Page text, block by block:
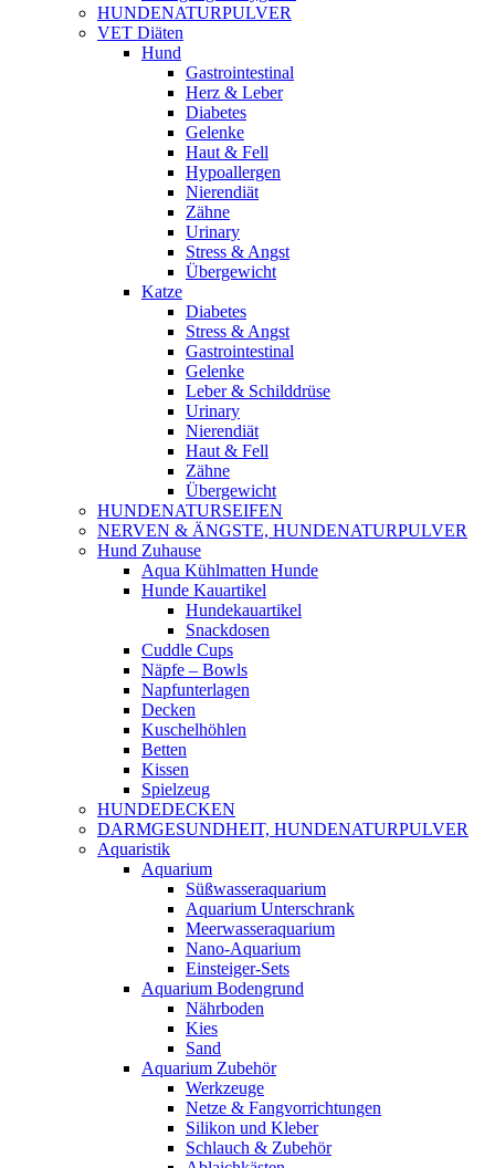
HUNDENATURPULVER
VET Diäten
Hund
Gastrointestinal
Herz & Leber
Diabetes
Gelenke
Haut & Fell
Hypoallergen
Nierendiät
Zähne
Urinary
Stress & Angst
Übergewicht
Katze
Diabetes
Stress & Angst
Gastrointestinal
Gelenke
Leber & Schilddrüse
Urinary
Nierendiät
Haut & Fell
Zähne
Übergewicht
HUNDENATURSEIFEN
NERVEN & ÄNGSTE, HUNDENATURPULVER
Hund Zuhause
Aqua Kühlmatten Hunde
Hunde Kauartikel
Hundekauartikel
Snackdosen
Cuddle Cups
Näpfe – Bowls
Napfunterlagen
Decken
Kuschelhöhlen
Betten
Kissen
Spielzeug
HUNDEDECKEN
DARMGESUNDHEIT, HUNDENATURPULVER
Aquaristik
Aquarium
Süßwasseraquarium
Aquarium Unterschrank
Meerwasseraquarium
Nano-Aquarium
Einsteiger-Sets
Aquarium Bodengrund
Nährboden
Kies
Sand
Aquarium Zubehör
Werkzeuge
Netze & Fangvorrichtungen
Silikon und Kleber
Schlauch & Zubehör